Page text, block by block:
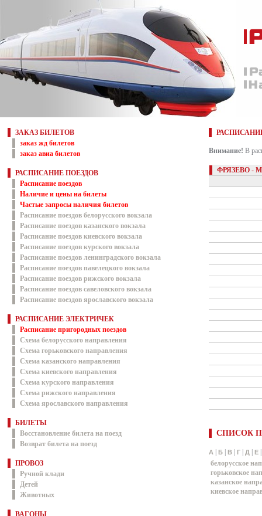
ЗАКАЗ БИЛЕТОВ
заказ жд билетов
заказ авиа билетов
РАСПИСАНИЕ ПОЕЗДОВ
Расписание поездов
Наличие и цены на билеты
Частые запросы наличия билетов
Расписание поездов белорусского вокзала
Расписание поездов казанского вокзала
Расписание поездов киевского вокзала
Расписание поездов курского вокзала
Расписание поездов ленинградского вокзала
Расписание поездов павелецкого вокзала
Расписание поездов рижского вокзала
Расписание поездов савеловского вокзала
Расписание поездов ярославского вокзала
РАСПИСАНИЕ ЭЛЕКТРИЧЕК
Расписание пригородных поездов
Схема белорусского направления
Схема горьковского направления
Схема казанского направления
Схема киевского направления
Схема курского направления
Схема рижского направления
Схема ярославского направления
БИЛЕТЫ
Восстановление билета на поезд
Возврат билета на поезд
ПРОВОЗ
Ручной клади
Детей
Животных
ВАГОНЫ
Внимание! В
ФРЯЗЕВО -
СПИСОК
А Б В Г Д Е
белорусское
горьковское
казанское
киевское